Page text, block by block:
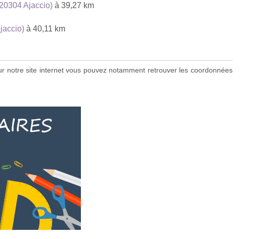
Ajaccio) à 39,27 km
à 40,11 km
site internet vous pouvez notamment retrouver les coordonnées